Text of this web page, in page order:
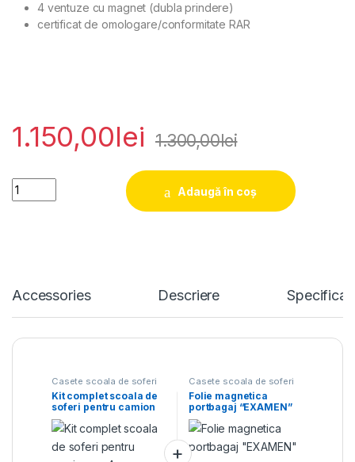
4 ventuze cu magnet (dubla prindere)
certificat de omologare/conformitate RAR
1.150,00lei 1.300,00lei
Kit complet scoala de soferi pentru camion cu 4 autocolante
Adaugă în coș
Accessories Descriere
Casete scoala de soferi
Kit complet scoala de
soferi pentru camion
cu 4 autocolante
Casete scoala de soferi
Folie magnetica
portbagaj “EXAMEN”